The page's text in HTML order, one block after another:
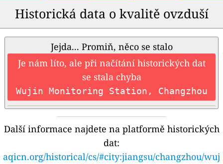
Historická data o kvalitě ovzduší
Jejda... Promiň, něco se stalo
Je nám líto, ale při načítání historických dat
se stala chyba
Wujin Monitoring Station, Changzhou
Další informace najdete na platformě historických
dat:
aqicn.org/historical/cs/#city:jiangsu/changzhou/wuj